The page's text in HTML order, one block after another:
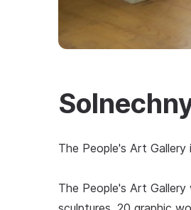
The People's Art
The People's Art